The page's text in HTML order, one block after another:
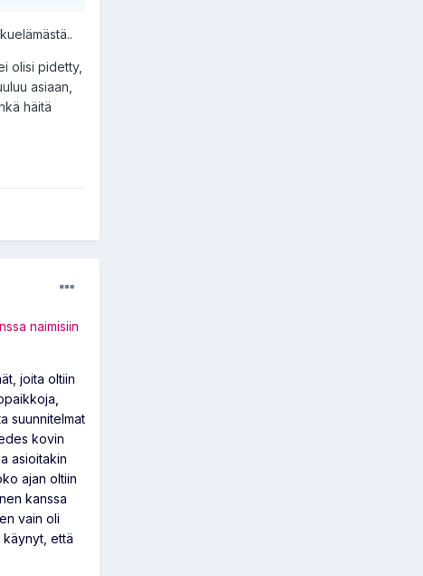
olisi pidetty,
asiaan,
häitä
naimisiin
joita oltiin
suunnitelmat
kovin
asioitakin
ajan oltiin
kanssa
vain oli
käynyt, että